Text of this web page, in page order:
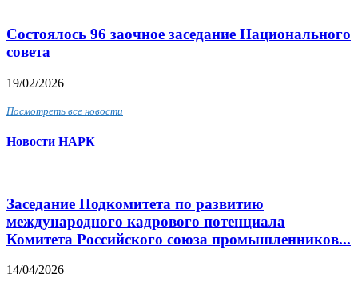
Состоялось 96 заочное заседание Национального
совета
19/02/2026
Посмотреть все новости
Новости НАРК
Заседание Подкомитета по развитию
международного кадрового потенциала
Комитета Российского союза промышленников...
14/04/2026